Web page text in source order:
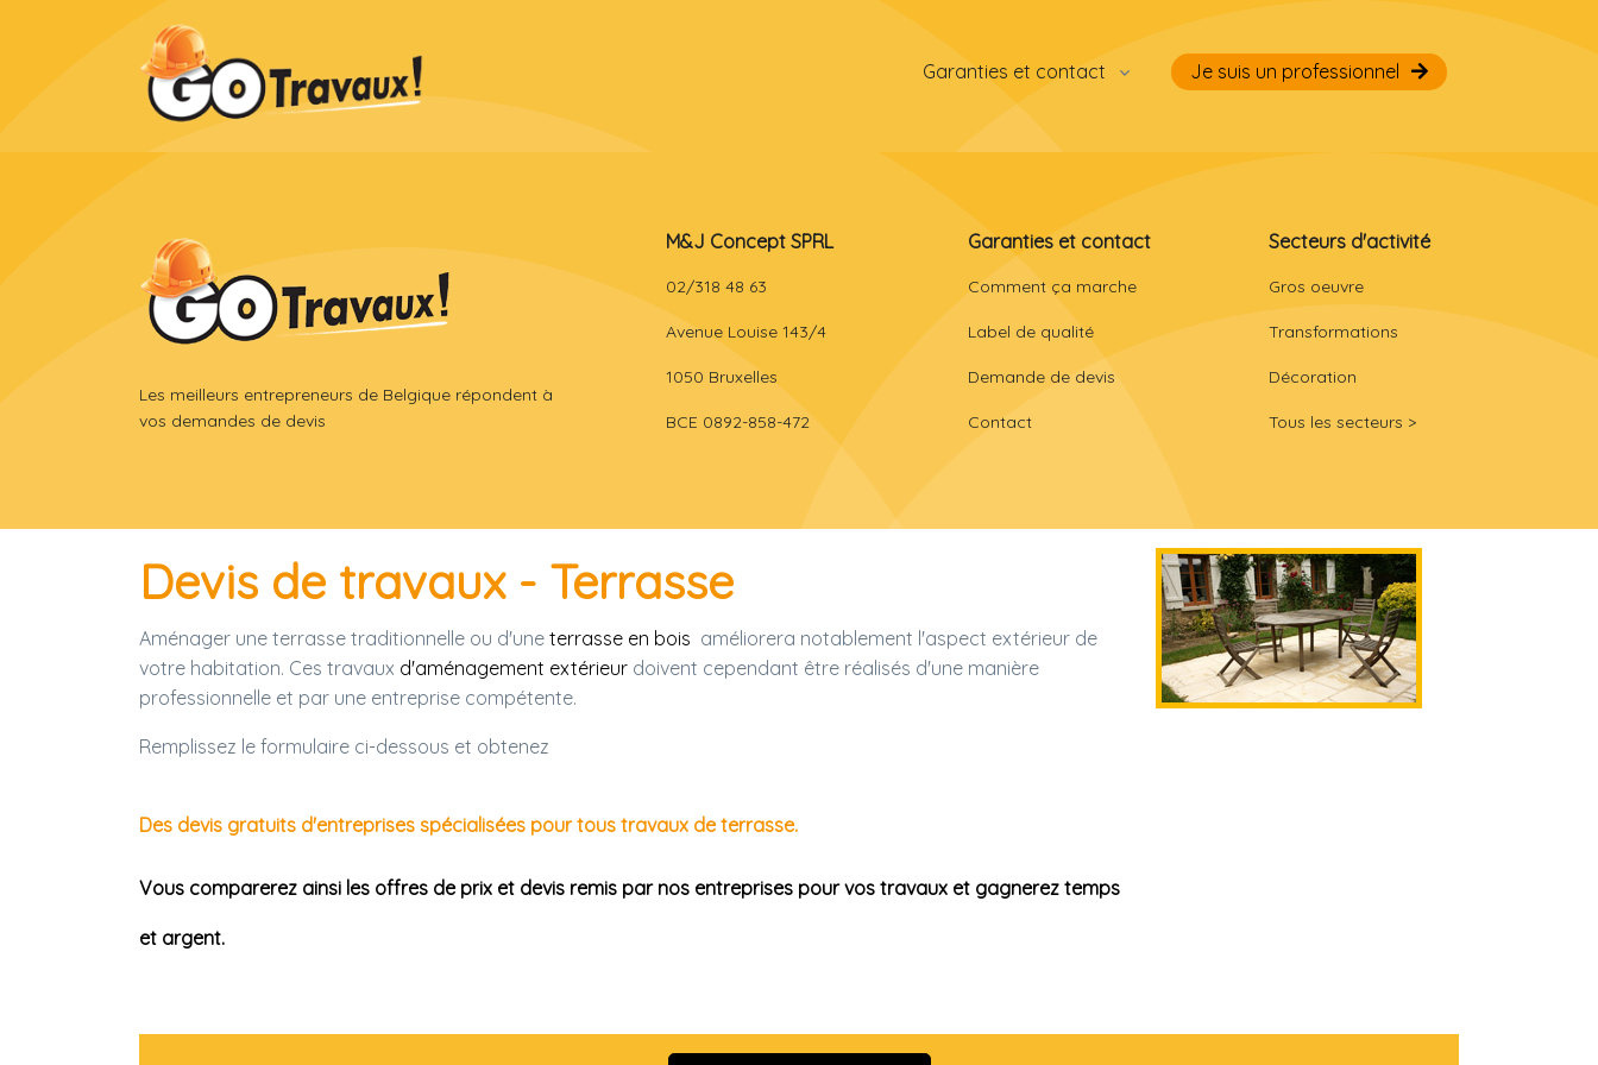
Garanties et contact Je suis un professionnel
Les meilleurs entrepreneurs de Belgique répondent à
vos demandes de devis
M&J Concept SPRL
02/318 48 63
Avenue Louise 143/4
1050 Bruxelles
BCE 0892-858-472
Garanties et contact
Comment ça marche
Label de qualité
Demande de devis
Contact
Secteurs d'activité
Gros oeuvre
Transformations
Décoration
Tous les secteurs >
Devis de travaux - Terrasse
Aménager une terrasse traditionnelle ou d'une terrasse en bois améliorera notablement l'aspect extérieur de
votre habitation. Ces travaux d'aménagement extérieur doivent cependant être réalisés d'une manière
professionnelle et par une entreprise compétente.
Remplissez le formulaire ci-dessous et obtenez
Des devis gratuits d'entreprises spécialisées pour tous travaux de terrasse.
Vous comparerez ainsi les offres de prix et devis remis par nos entreprises pour vos travaux et gagnerez temps
et argent.